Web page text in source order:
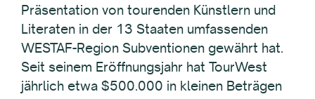
Präsentation von tourenden Künstlern und
Literaten in der 13 Staaten umfassenden
WESTAF-Region Subventionen gewährt hat.
Seit seinem Eröffnungsjahr hat TourWest
jährlich etwa $500.000 in kleinen Beträgen